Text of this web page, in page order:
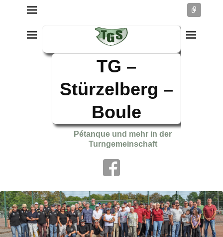
TG –
Stürzelberg –
Boule
Pétanque und mehr in der
Turngemeinschaft